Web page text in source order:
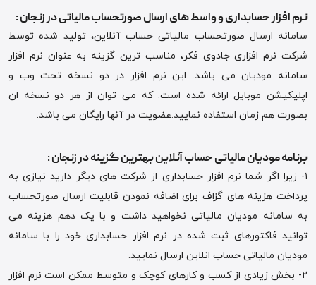
نرم افزار حسابداری و واسط های ارسال صورتحساب مالیاتی در زنجان :
سامانه ارسال صورتحساب مالیاتی حساب آنلاین، تولید شده توسط
شرکت نرم افزاری جادوی فکر، مناسب ترین گزینه به عنوان نرم افزار
سامانه مودیان می باشد. این نرم افزار در دو نسخه تحت وب و
اپلیکیشن موبایل ارائه شده است. که می توان از هر دو نسخه ان
بصورت هم زمان استفاده نمایید.عضویت در آنها رایگان می باشد.
برنامه مودیان مالیاتی حساب آنلاین بهترین گزینه در زنجان :
۱- زیرا اگر شما نرم افزار حسابداری از شرکت های دیگر دارید نیازی به
پرداخت هزینه های گزاف برای اضافه نمودن قابلیت ارسال صورتحساب
به سامانه مودیان مالیاتی نخواهید داشت و با یک دهم هزینه می
توانید فاکتورهای ثبت شده در نرم افزار حسابداری خود را با سامانه
مودیان مالیاتی حساب انلاین ارسال نمایید.
۲- بخش زیادی از کسب و کارهای کوچک و متوسط ممکن است نرم افزار